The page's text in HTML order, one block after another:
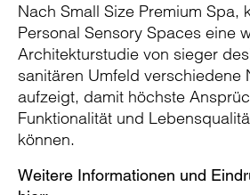
Nach Small Size Premium Spa,
Personal Sensory Spaces eine
Architekturstudie von sieger
sanitären Umfeld verschiedene
aufzeigt, damit höchste
Funktionalität und
können.
Weitere Informationen und